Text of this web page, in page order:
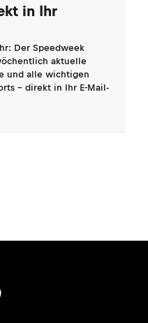
in Ihr
Der Speedweek
aktuelle
und alle wichtigen
- direkt in Ihr E-Mail-